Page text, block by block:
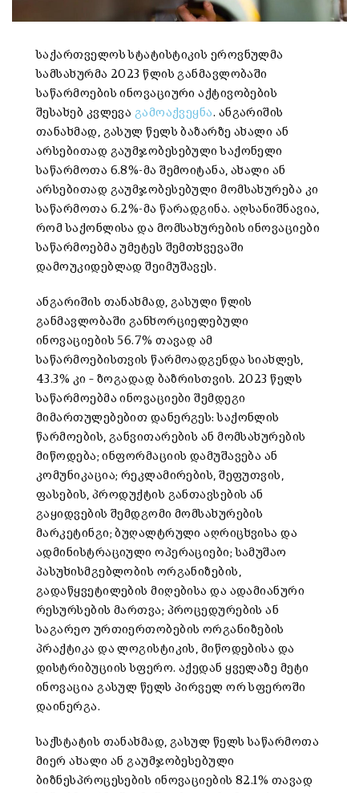
საქართველოს სტატისტიკის ეროვნულმა
სამსახურმა 2023 წლის განმავლობაში
საწარმოების ინოვაციური აქტივობების
შესახებ კვლევა გამოაქვეყნა. ანგარიშის
თანახმად, გასულ წელს ბაზარზე ახალი ან
არსებითად გაუმჯობესებული საქონელი
საწარმოთა 6.8%-მა შემოიტანა, ახალი ან
არსებითად გაუმჯობესებული მომსახურება კი
საწარმოთა 6.2%-მა წარადგინა. აღსანიშნავია,
რომ საქონლისა და მომსახურების ინოვაციები
საწარმოებმა უმეტეს შემთხვევაში
დამოუკიდებლად შეიმუშავეს.
ანგარიშის თანახმად, გასული წლის
განმავლობაში განხორციელებული
ინოვაციების 56.7% თავად ამ
საწარმოებისთვის წარმოადგენდა სიახლეს,
43.3% კი – ზოგადად ბაზრისთვის. 2023 წელს
საწარმოებმა ინოვაციები შემდეგი
მიმართულებებით დანერგეს: საქონლის
წარმოების, განვითარების ან მომსახურების
მიწოდება; ინფორმაციის დამუშავება ან
კომუნიკაცია; რეკლამირების, შეფუთვის,
ფასების, პროდუქტის განთავსების ან
გაყიდვების შემდგომი მომსახურების
მარკეტინგი; ბუღალტრული აღრიცხვისა და
ადმინისტრაციული ოპერაციები; სამუშაო
პასუხისმგებლობის ორგანიზების,
გადაწყვეტილების მიღებისა და ადამიანური
რესურსების მართვა; პროცედურების ან
საგარეო ურთიერთობების ორგანიზების
პრაქტიკა და ლოგისტიკის, მიწოდებისა და
დისტრიბუციის სფერო. აქედან ყველაზე მეტი
ინოვაცია გასულ წელს პირველ ორ სფეროში
დაინერგა.
საქსტატის თანახმად, გასულ წელს საწარმოთა
მიერ ახალი ან გაუმჯობესებული
ბიზნესპროცესების ინოვაციების 82.1% თავად